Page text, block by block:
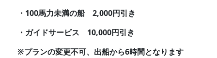
・100馬力未満の船 2,000円引き
・ガイドサービス 10,000円引き
※プランの変更不可、出船から6時間となります